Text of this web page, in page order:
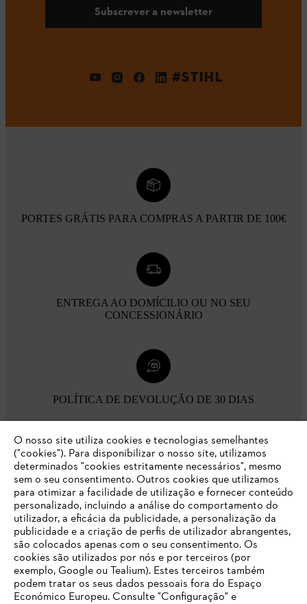
Subscrever a newsletter
#STIHL
PORTES GRÁTIS PARA COMPRAS A PARTIR DE 100€
ENTREGA AO DOMÍCILIO OU NO SEU
CONCESSIONÁRIO
POLÍTICA DE DEVOLUÇÃO DE 30 DIAS
Opções de pagamento
Empresa
O nosso site utiliza cookies e tecnologias semelhantes
("cookies"). Para disponibilizar o nosso site, utilizamos
determinados "cookies estritamente necessários", mesmo
sem o seu consentimento. Outros cookies que utilizamos
para otimizar a facilidade de utilização e fornecer conteúdo
personalizado, incluindo a análise do comportamento do
utilizador, a eficácia da publicidade, a personalização da
publicidade e a criação de perfis de utilizador abrangentes,
são colocados apenas com o seu consentimento. Os
cookies são utilizados por nós e por terceiros (por
exemplo, Google ou Tealium). Estes terceiros também
podem tratar os seus dados pessoais fora do Espaço
Económico Europeu. Consulte "Configuração" e